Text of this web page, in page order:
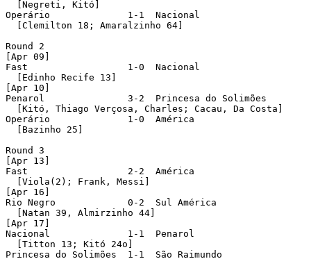
  [Negreti, Kitó]
Operário              1-1  Nacional
  [Clemilton 18; Amaralzinho 64]
Round 2
[Apr 09]
Fast                  1-0  Nacional
  [Edinho Recife 13]
[Apr 10]
Penarol               3-2  Princesa do Solimões
  [Kitó, Thiago Verçosa, Charles; Cacau, Da Costa]
Operário              1-0  América
  [Bazinho 25]
Round 3
[Apr 13]
Fast                  2-2  América
  [Viola(2); Frank, Messi]
[Apr 16]
Rio Negro             0-2  Sul América
  [Natan 39, Almirzinho 44]
[Apr 17]
Nacional              1-1  Penarol
  [Titton 13; Kitó 24o]
Princesa do Solimões  1-1  São Raimundo